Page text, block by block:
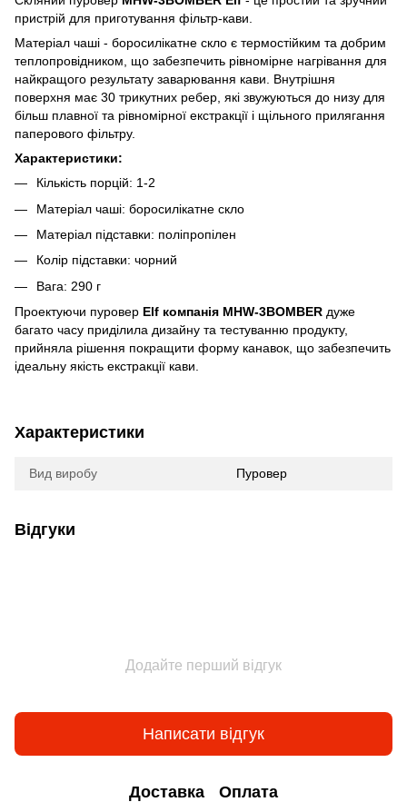
пристрій для приготування фільтр-кави.
Матеріал чаші - боросилікатне скло є термостійким та добрим
теплопровідником, що забезпечить рівномірне нагрівання для
найкращого результату заварювання кави. Внутрішня
поверхня має 30 трикутних ребер, які звужуються до низу для
більш плавної та рівномірної екстракції і щільного прилягання
паперового фільтру.
Характеристики:
Кількість порцій: 1-2
Матеріал чаші: боросилікатне скло
Матеріал підставки: поліпропілен
Колір підставки: чорний
Вага: 290 г
Проектуючи пуровер Elf компанія MHW-3BOMBER дуже
багато часу приділила дизайну та тестуванню продукту,
прийняла рішення покращити форму канавок, що забезпечить
ідеальну якість екстракції кави.
Характеристики
Вид виробу Пуровер
Відгуки
Додайте перший відгук
Написати відгук
Доставка Оплата